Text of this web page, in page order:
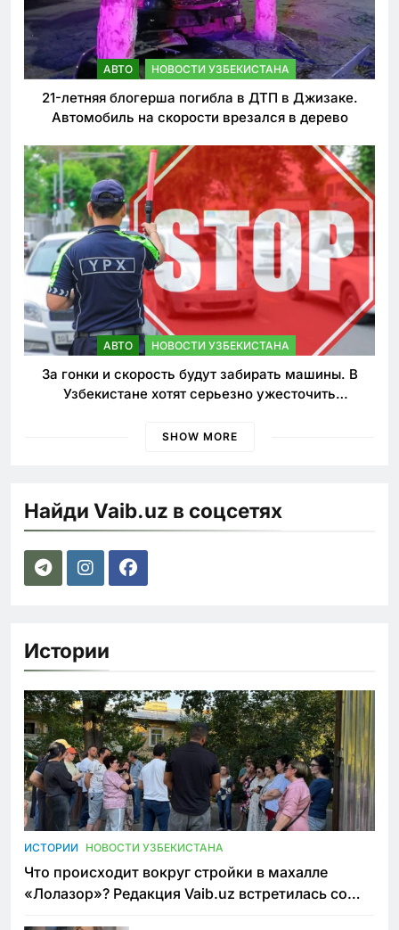
АВТО НОВОСТИ УЗБЕКИСТАНА
21-летняя блогерша погибла в ДТП в Джизаке.
Автомобиль на скорости врезался в дерево
АВТО НОВОСТИ УЗБЕКИСТАНА
За гонки и скорость будут забирать машины. В
Узбекистане хотят серьезно ужесточить
SHOW MORE
Найди Vaib.uz в соцсетях
Истории
ИСТОРИИ НОВОСТИ УЗБЕКИСТАНА
Что происходит вокруг стройки в махалле
«Лолазор»? Редакция Vaib.uz встретилась со